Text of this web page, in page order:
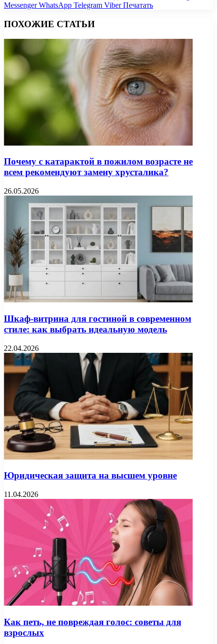
Messenger WhatsApp Telegram Viber Печатать
ПОХОЖИЕ СТАТЬИ
Почему с катарактой в пожилом возрасте не
всем рекомендуют замену хрусталика?
26.05.2026
Шкаф-витрина для гостиной в современном
стиле: как выбрать идеальную модель
22.04.2026
Юридическая защита на высшем уровне
11.04.2026
Как петь, не повреждая голос: советы для
взрослых